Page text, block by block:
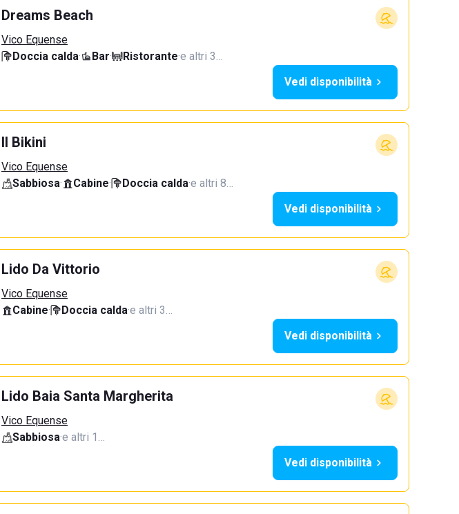
Dreams Beach
Vico Equense
Doccia calda· Bar· Ristorante·e altri 3…
Vedi disponibilità
Il Bikini
Vico Equense
Sabbiosa· Cabine· Doccia calda·e altri 8…
Vedi disponibilità
Lido Da Vittorio
Vico Equense
Cabine· Doccia calda·e altri 3…
Vedi disponibilità
Lido Baia Santa Margherita
Vico Equense
Sabbiosa·e altri 1…
Vedi disponibilità